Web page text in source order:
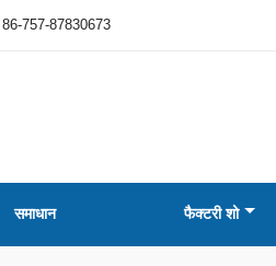
86-757-87830673
समाधान फैक्टरी शो